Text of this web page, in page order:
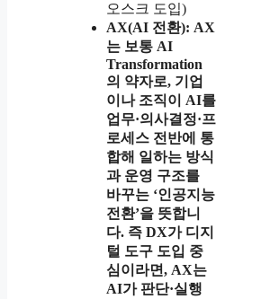
오스크 도입)
AX(AI 전환): AX
는 보통 AI
Transformation
의 약자로, 기업
이나 조직이 AI를
업무·의사결정·프
로세스 전반에 통
합해 일하는 방식
과 운영 구조를
바꾸는 ‘인공지능
전환’을 뜻합니
다. 즉 DX가 디지
털 도구 도입 중
심이라면, AX는
AI가 판단·실행